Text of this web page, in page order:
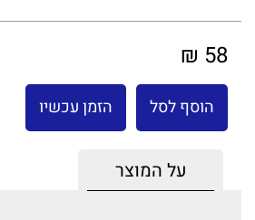
58 ₪
הוסף לסל הזמן עכשיו
על המוצר